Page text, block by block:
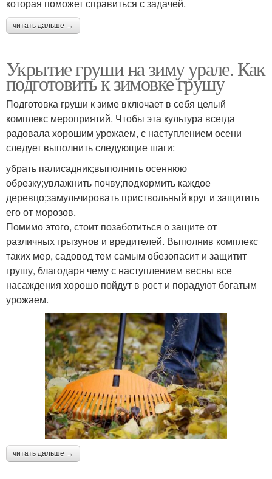
которая поможет справиться с задачей.
читать дальше →
Укрытие груши на зиму урале. Как
подготовить к зимовке грушу
Подготовка груши к зиме включает в себя целый
комплекс мероприятий. Чтобы эта культура всегда
радовала хорошим урожаем, с наступлением осени
следует выполнить следующие шаги:
убрать палисадник;выполнить осеннюю
обрезку;увлажнить почву;подкормить каждое
деревцо;замульчировать приствольный круг и защитить
его от морозов.
Помимо этого, стоит позаботиться о защите от
различных грызунов и вредителей. Выполнив комплекс
таких мер, садовод тем самым обезопасит и защитит
грушу, благодаря чему с наступлением весны все
насаждения хорошо пойдут в рост и порадуют богатым
урожаем.
читать дальше →